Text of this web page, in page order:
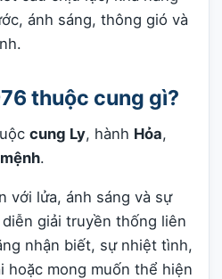
ánh sáng, thông gió và
thuộc cung gì?
cung Ly, hành Hỏa,
.
với lửa, ánh sáng và sự
giải truyền thống liên
nhận biết, sự nhiệt tình,
hoặc mong muốn thể hiện